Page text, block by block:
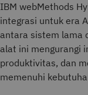
IBM webMethods
integrasi untuk era
antara sistem lama
alat ini mengurangi
produktivitas, dan
memenuhi